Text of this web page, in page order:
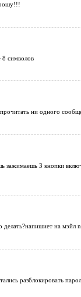
8 символов
ни одного
зажимаешь 3 кнопки
на мэйл
разблокировать